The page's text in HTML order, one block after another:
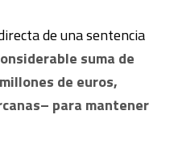
de una sentencia
suma de
de euros,
para mantener